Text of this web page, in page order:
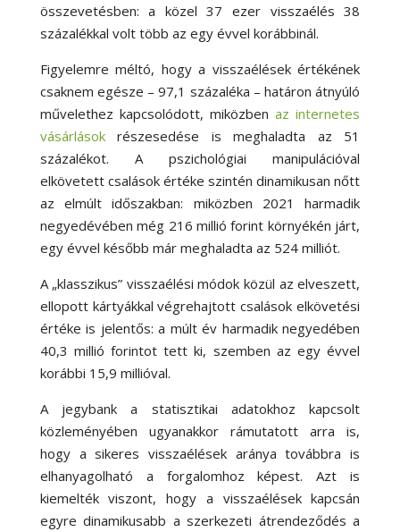
összevetésben: a közel 37 ezer visszaélés 38
százalékkal volt több az egy évvel korábbinál.
Figyelemre méltó, hogy a visszaélések értékének
csaknem egésze – 97,1 százaléka – határon átnyúló
művelethez kapcsolódott, miközben az internetes
vásárlások
részesedése is meghaladta az 51
százalékot. A pszichológiai manipulációval
elkövetett csalások értéke szintén dinamikusan nőtt
az elmúlt időszakban: miközben 2021 harmadik
negyedévében még 216 millió forint környékén járt,
egy évvel később már meghaladta az 524 milliót.
A „klasszikus” visszaélési módok közül az elveszett,
ellopott kártyákkal végrehajtott csalások elkövetési
értéke is jelentős: a múlt év harmadik negyedében
40,3 millió forintot tett ki, szemben az egy évvel
korábbi 15,9 millióval.
A jegybank a statisztikai adatokhoz kapcsolt
közleményében ugyanakkor rámutatott arra is,
hogy a sikeres visszaélések aránya továbbra is
elhanyagolható a forgalomhoz képest. Azt is
kiemelték viszont, hogy a visszaélések kapcsán
egyre dinamikusabb a szerkezeti átrendeződés a